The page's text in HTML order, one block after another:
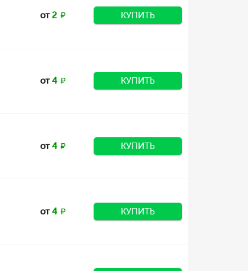
от2 КУПИТЬ
от4 КУПИТЬ
от4 КУПИТЬ
от4 КУПИТЬ